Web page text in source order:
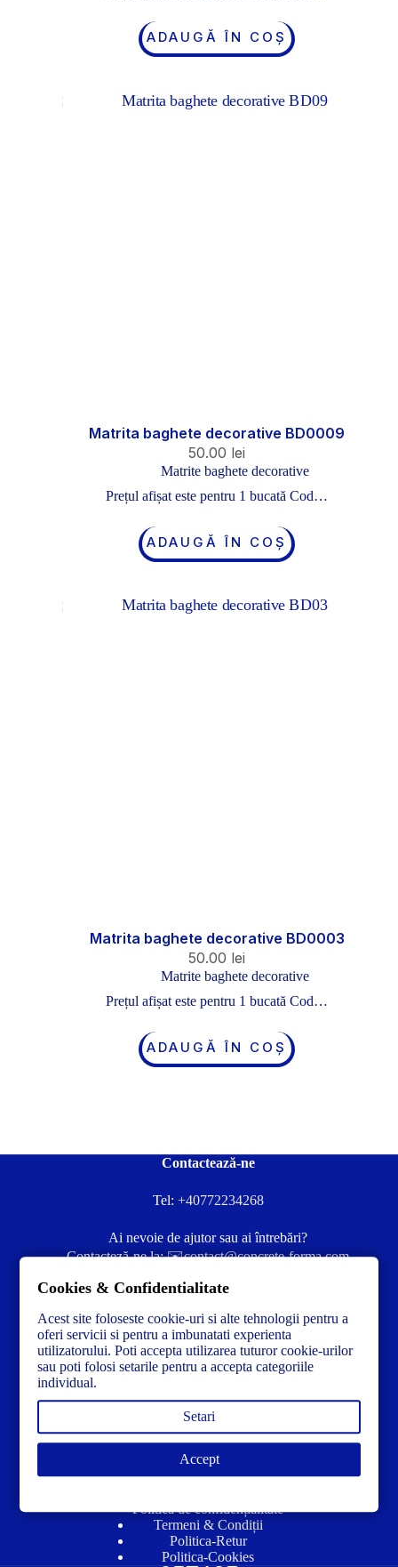
ADAUGĂ ÎN COȘ
Matrita baghete decorative BD0009
50.00 lei
Matrite baghete decorative
Prețul afișat este pentru 1 bucată Cod…
ADAUGĂ ÎN COȘ
Matrita baghete decorative BD0003
50.00 lei
Matrite baghete decorative
Prețul afișat este pentru 1 bucată Cod…
ADAUGĂ ÎN COȘ
Contactează-ne
Tel: +40772234268
Ai nevoie de ajutor sau ai întrebări?
Contacteză-ne la:✉️contact@concrete-forma.com
Link-uri utile
Politică de confidențialitate
Termeni & Condiții
Politica-Retur
Politica-Cookies
Cookies & Confidentialitate
Acest site foloseste cookie-uri si alte tehnologii pentru a
oferi servicii si pentru a imbunatati experienta
utilizatorului. Poti accepta utilizarea tuturor cookie-urilor
sau poti folosi setarile pentru a accepta categoriile
individual.
Setari
Accept